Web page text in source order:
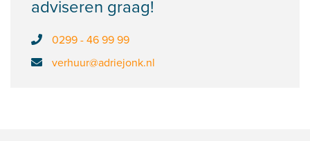
adviseren graag!
0299 - 46 99 99
verhuur@adriejonk.nl